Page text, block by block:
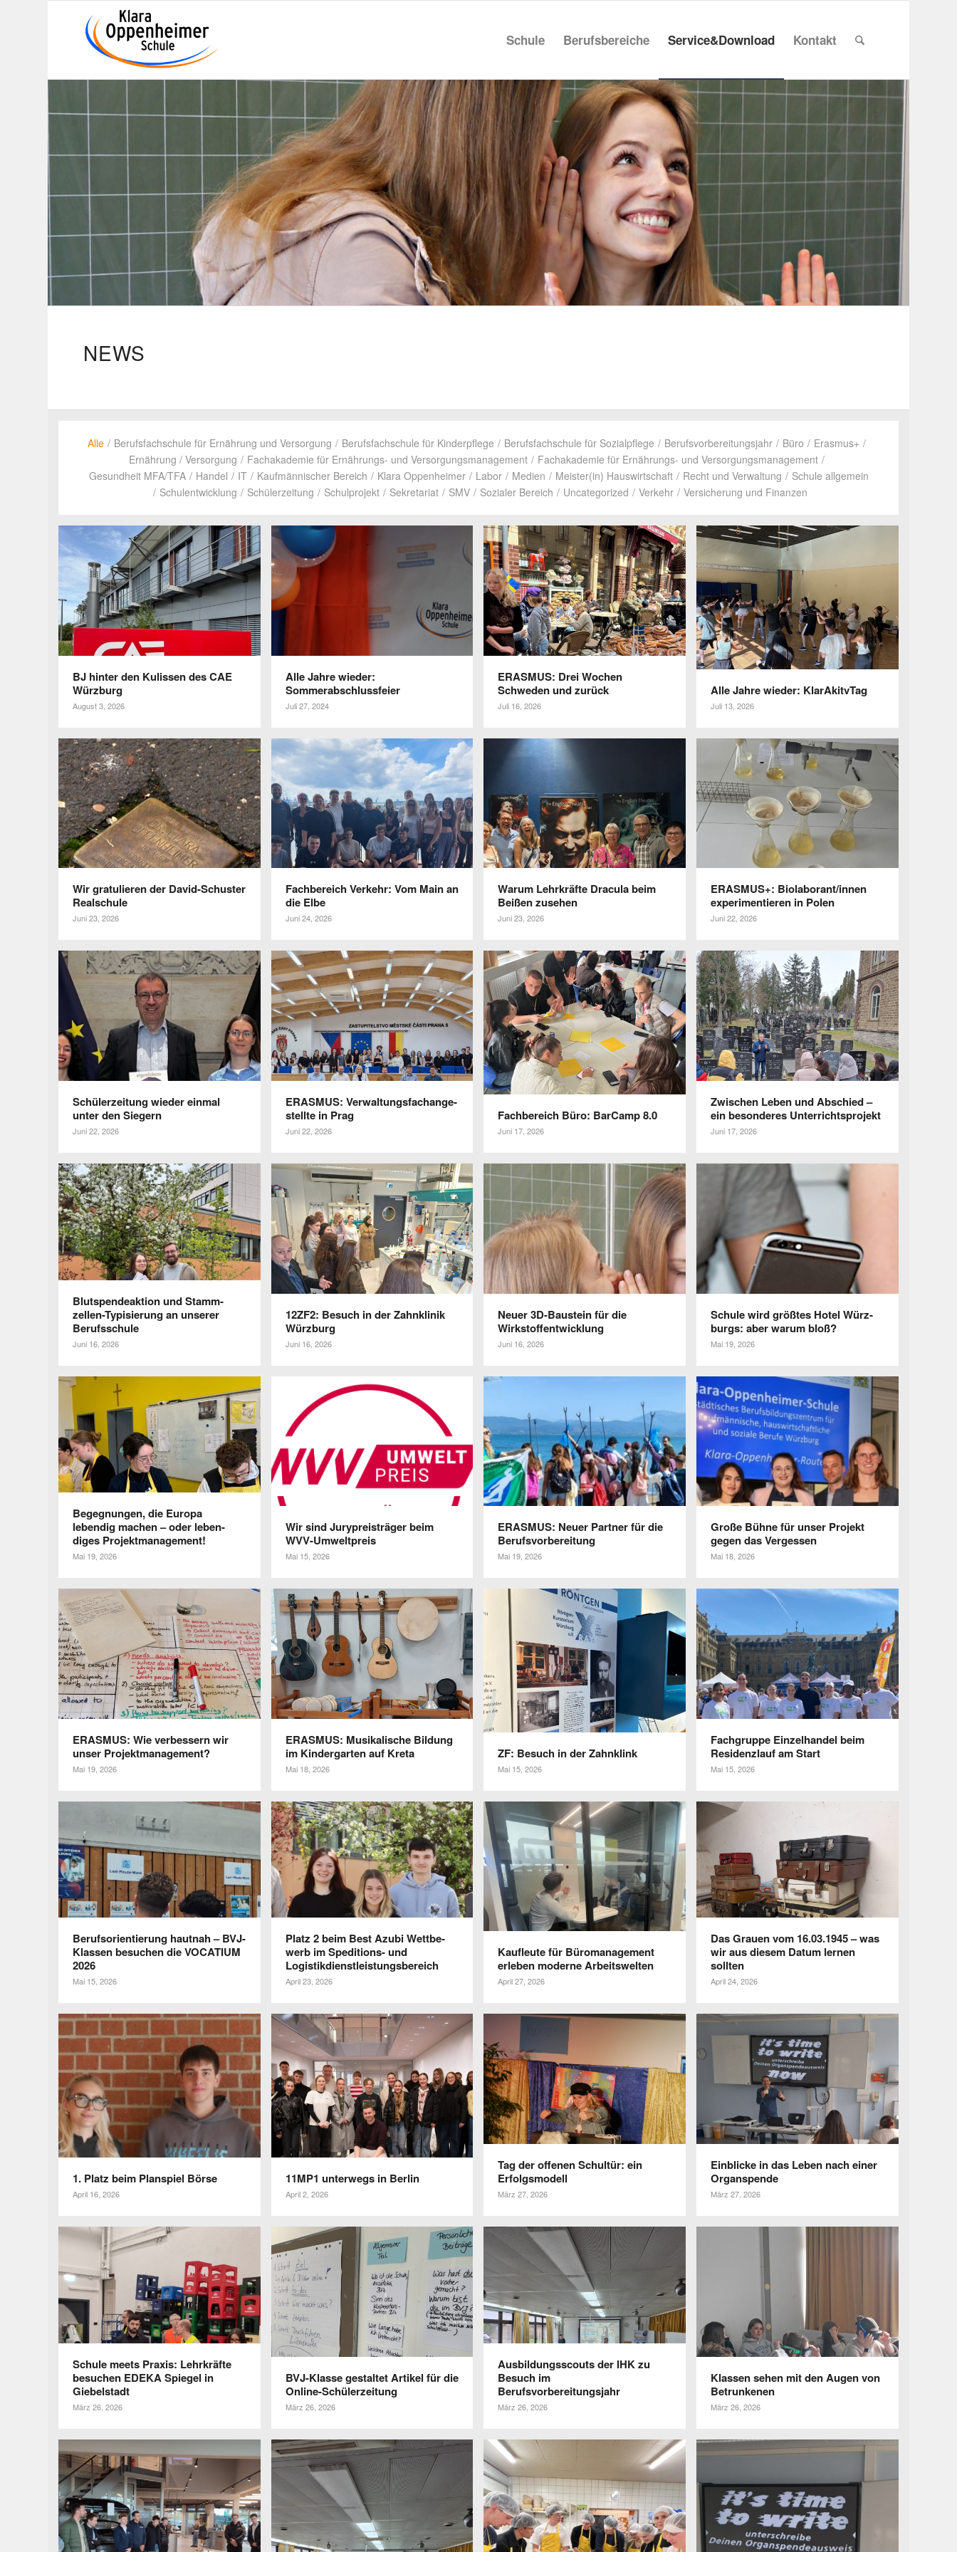
Schule Berufs­be­reiche Service&Download Kontakt
NEWS
Alle / Berufs­fach­schule für Ernäh­rung und Versor­gung / Berufs­fach­schule für Kinder­pflege / Berufs­fach­schule für Sozi­al­pflege / Berufs­vor­be­rei­tungs­jahr / Büro / Erasmus+ /
Ernäh­rung / Versor­gung / Fach­aka­demie für Ernäh­rungs- und Versor­gungs­ma­nage­ment / Fach­aka­demie für Ernäh­rungs- und Versor­gungs­ma­nage­ment /
Gesund­heit MFA/TFA / Handel / IT / Kauf­män­ni­scher Bereich / Klara Oppen­heimer / Labor / Medien / Meister(in) Haus­wirt­schaft / Recht und Verwal­tung / Schule allge­mein
/ Schul­ent­wick­lung / Schü­ler­zei­tung / Schul­pro­jekt / Sekre­ta­riat / SMV / Sozialer Bereich / Unca­te­go­rized / Verkehr / Versi­che­rung und Finanzen
BJ hinter den Kulissen des CAE
Würzburg
August 3, 2026
Alle Jahre wieder:
Sommerabschlussfeier
Juli 27, 2024
ERASMUS: Drei Wochen
Schweden und zurück
Juli 16, 2026
Alle Jahre wieder: KlarAkitvTag
Juli 13, 2026
Wir gratu­lieren der David-Schuster
Realschule
Juni 23, 2026
Fach­be­reich Verkehr: Vom Main an
die Elbe
Juni 24, 2026
Warum Lehr­kräfte Dracula beim
Beißen zusehen
Juni 23, 2026
ERASMUS+: Biolaborant/innen
expe­ri­men­tieren in Polen
Juni 22, 2026
Schü­ler­zei­tung wieder einmal
unter den Siegern
Juni 22, 2026
ERASMUS: Verwal­tungs­fach­an­ge­
stellte in Prag
Juni 22, 2026
Fach­be­reich Büro: BarCamp 8.0
Juni 17, 2026
Zwischen Leben und Abschied –
ein beson­deres Unterrichtsprojekt
Juni 17, 2026
Blut­spen­de­ak­tion und Stam­m­­
zellen-Typi­­sie­rung an unserer
Berufsschule
Juni 16, 2026
12ZF2: Besuch in der Zahn­klinik
Würzburg
Juni 16, 2026
Neuer 3D-Baustein für die
Wirkstoffentwicklung
Juni 16, 2026
Schule wird größtes Hotel Würz­
burgs: aber warum bloß?
Mai 19, 2026
Begeg­nungen, die Europa
lebendig machen – oder leben­
diges Projektmanagement!
Mai 19, 2026
Wir sind Jury­preis­träger beim
WVV-Umweltpreis
Mai 15, 2026
ERASMUS: Neuer Partner für die
Berufsvorbereitung
Mai 19, 2026
Große Bühne für unser Projekt
gegen das Vergessen
Mai 18, 2026
ERASMUS: Wie verbes­sern wir
unser Projektmanagement?
Mai 19, 2026
ERASMUS: Musi­ka­li­sche Bildung
im Kinder­garten auf Kreta
Mai 18, 2026
ZF: Besuch in der Zahnklink
Mai 15, 2026
Fach­gruppe Einzel­handel beim
Resi­denz­lauf am Start
Mai 15, 2026
Berufs­ori­en­tie­rung hautnah – BVJ-
Klassen besu­chen die VOCATIUM
2026
Mai 15, 2026
Platz 2 beim Best Azubi Wett­be­
werb im Spedi­­tions- und
Logistikdienstleistungsbereich
April 23, 2026
Kauf­leute für Büro­ma­nage­ment
erleben moderne Arbeitswelten
April 27, 2026
Das Grauen vom 16.03.1945 – was
wir aus diesem Datum lernen
sollten
April 24, 2026
1. Platz beim Plan­spiel Börse
April 16, 2026
11MP1 unter­wegs in Berlin
April 2, 2026
Tag der offenen Schultür: ein
Erfolgsmodell
März 27, 2026
Einblicke in das Leben nach einer
Organspende
März 27, 2026
Schule meets Praxis: Lehr­kräfte
besu­chen EDEKA Spiegel in
Giebelstadt
März 26, 2026
BVJ-Klasse gestaltet Artikel für die
Online-Schülerzeitung
März 26, 2026
Ausbil­dungs­scouts der IHK zu
Besuch im
Berufsvorbereitungsjahr
März 26, 2026
Klassen sehen mit den Augen von
Betrunkenen
März 26, 2026